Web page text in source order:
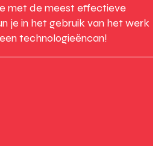
met de meest effectieve
je in het gebruik van het werk
technologieëncan!